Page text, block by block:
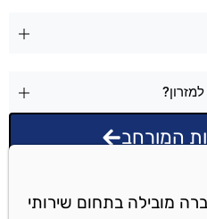
המורחב
מובילה בתחום שירותי